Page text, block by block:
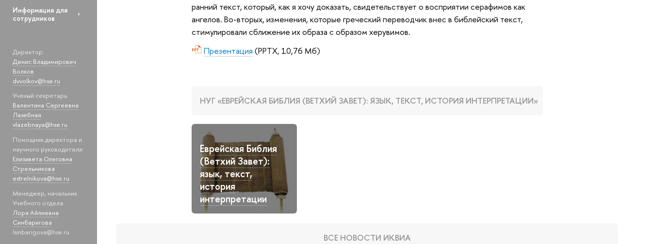
Информация для
сотрудников
Директор:
Денис Владимирович
Волков
dvvolkov@hse.ru
Ученый секретарь:
Валентина Сергеевна
Лазебная
vlazebnaya@hse.ru
Помощник директора и
научного руководителя:
Елизавета Олеговна
Стрельникова
estrelnikova@hse.ru
Менеджер, начальник
Учебного отдела:
Лора Айлиевна
Синбаригова
lsinbarigova@hse.ru
ранний текст, который, как я хочу доказать, свидетельствует о восприятии серафимов как
ангелов. Во-вторых, изменения, которые греческий переводчик внес в библейский текст,
стимулировали сближение их образа с образом херувимов.
Презентация (PPTX, 10,76 Мб)
НУГ «ЕВРЕЙСКАЯ БИБЛИЯ (ВЕТХИЙ ЗАВЕТ): ЯЗЫК, ТЕКСТ, ИСТОРИЯ ИНТЕРПРЕТАЦИИ»
Еврейская Библия
(Ветхий Завет):
язык, текст,
история
интерпретации
ВСЕ НОВОСТИ ИКВИА